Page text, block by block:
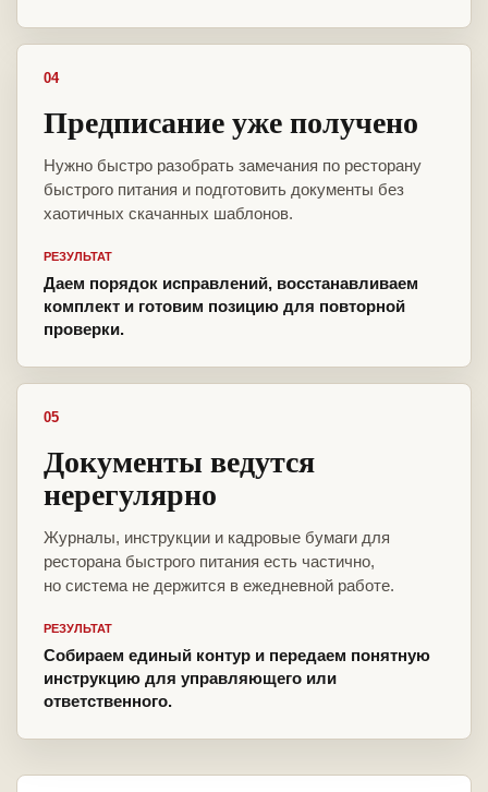
04
Предписание уже получено
Нужно быстро разобрать замечания по ресторану
быстрого питания и подготовить документы без
хаотичных скачанных шаблонов.
РЕЗУЛЬТАТ
Даем порядок исправлений, восстанавливаем
комплект и готовим позицию для повторной
проверки.
05
Документы ведутся
нерегулярно
Журналы, инструкции и кадровые бумаги для
ресторана быстрого питания есть частично,
но система не держится в ежедневной работе.
РЕЗУЛЬТАТ
Собираем единый контур и передаем понятную
инструкцию для управляющего или
ответственного.